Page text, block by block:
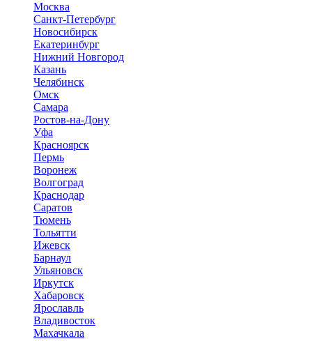
Москва
Санкт-Петербург
Новосибирск
Екатеринбург
Нижний Новгород
Казань
Челябинск
Омск
Самара
Ростов-на-Дону
Уфа
Красноярск
Пермь
Воронеж
Волгоград
Краснодар
Саратов
Тюмень
Тольятти
Ижевск
Барнаул
Ульяновск
Иркутск
Хабаровск
Ярославль
Владивосток
Махачкала